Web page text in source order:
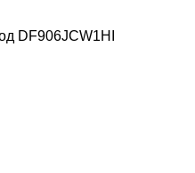
DF906JCW1HI